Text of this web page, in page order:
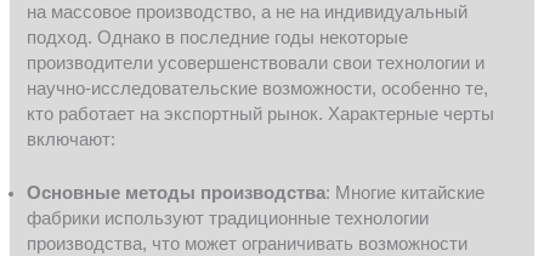
на массовое производство, а не на индивидуальный
подход. Однако в последние годы некоторые
производители усовершенствовали свои технологии и
научно-исследовательские возможности, особенно те,
кто работает на экспортный рынок. Характерные черты
включают:
Основные методы производства: Многие китайские
фабрики используют традиционные технологии
производства, что может ограничивать возможности